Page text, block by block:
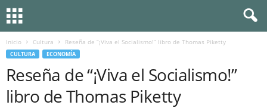
Inicio Cultura Reseña de “¡Viva el Socialismo!” libro de Thomas Piketty
CULTURA ECONOMÍA
Reseña de “¡Viva el Socialismo!”
libro de Thomas Piketty